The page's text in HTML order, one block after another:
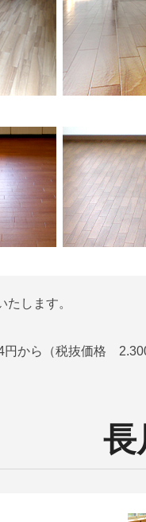
します。
から（税抜価格
長